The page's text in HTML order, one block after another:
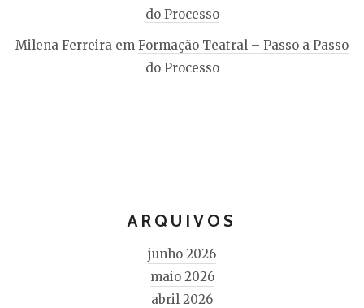
do Processo
Milena Ferreira em Formação Teatral – Passo a Passo
do Processo
ARQUIVOS
junho 2026
maio 2026
abril 2026